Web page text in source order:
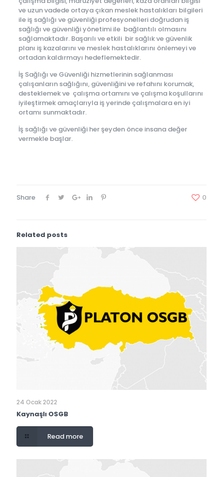
ve uzun vadede ortaya çıkan meslek hastalıkları bilgileri
ile iş sağlığı ve güvenliği profesyonelleri doğrudan iş
sağlığı ve güvenliği yönetimi ile bağlantılı olmasını
sağlamaktadır. Başarılı ve etkili bir sağlık ve güvenlik
planı iş kazalarını ve meslek hastalıklarını önlemeyi ve
ortadan kaldırmayı hedeflemektedir.
İş Sağlığı ve Güvenliği hizmetlerinin sağlanması
çalışanların sağlığını, güvenliğini ve refahını korumak,
desteklemek ve çalışma ortamını ve çalışma koşullarını
iyileştirmek amaçlarıyla iş yerinde çalışmalara en iyi
ortamı sunmaktadır.
İş sağlığı ve güvenliği her şeyden önce insana değer
vermekle başlar.
Share 0
Related posts
24 Ocak 2022
Kaynaşlı OSGB
Read more